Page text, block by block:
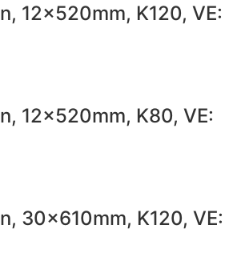
12x520mm, K120, VE:
12x520mm, K80, VE:
30x610mm, K120, VE: